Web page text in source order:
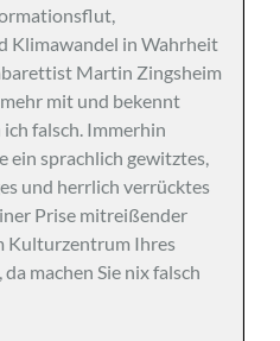
Klimawandel in Wahrheit
Martin Zingsheim
mit und bekennt
falsch. Immerhin
ein sprachlich gewitztes,
und herrlich verrücktes
Prise mitreißender
Kulturzentrum Ihres
machen Sie nix falsch